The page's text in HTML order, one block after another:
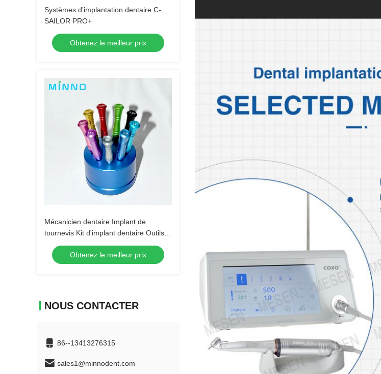
Systèmes d'implantation dentaire C-
SAILOR PRO+
Obtenez le meilleur prix
Mécanicien dentaire Implant de
tournevis Kit d'implant dentaire Outils
9pcs tournevis dentaire Micro tournevis
Instrument dentaire de haute qualité
Obtenez le meilleur prix
NOUS CONTACTER
86--13413276315
sales1@minnodent.com